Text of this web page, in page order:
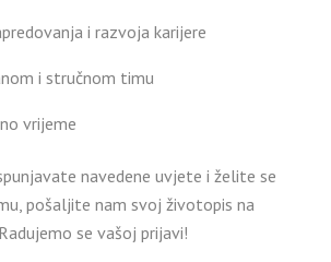
i razvoja karijere
i stručnom timu
vrijeme
navedene uvjete i želite se
pošaljite nam svoj životopis na
se vašoj prijavi!